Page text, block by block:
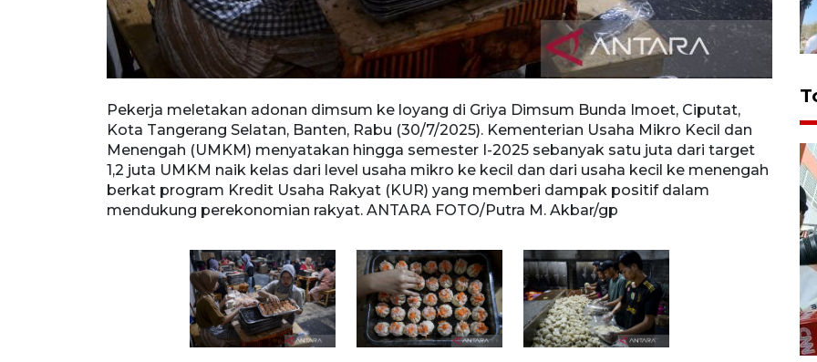
Pekerja meletakan adonan dimsum ke loyang di Griya Dimsum Bunda Imoet, Ciputat,
Kota Tangerang Selatan, Banten, Rabu (30/7/2025). Kementerian Usaha Mikro Kecil dan
Menengah (UMKM) menyatakan hingga semester I-2025 sebanyak satu juta dari target
1,2 juta UMKM naik kelas dari level usaha mikro ke kecil dan dari usaha kecil ke menengah
berkat program Kredit Usaha Rakyat (KUR) yang memberi dampak positif dalam
mendukung perekonomian rakyat. ANTARA FOTO/Putra M. Akbar/gp
dari